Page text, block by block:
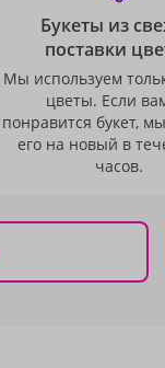
Букеты из
поставки
Мы используем
цветы. Если
понравится букет,
его на новый в
часов.